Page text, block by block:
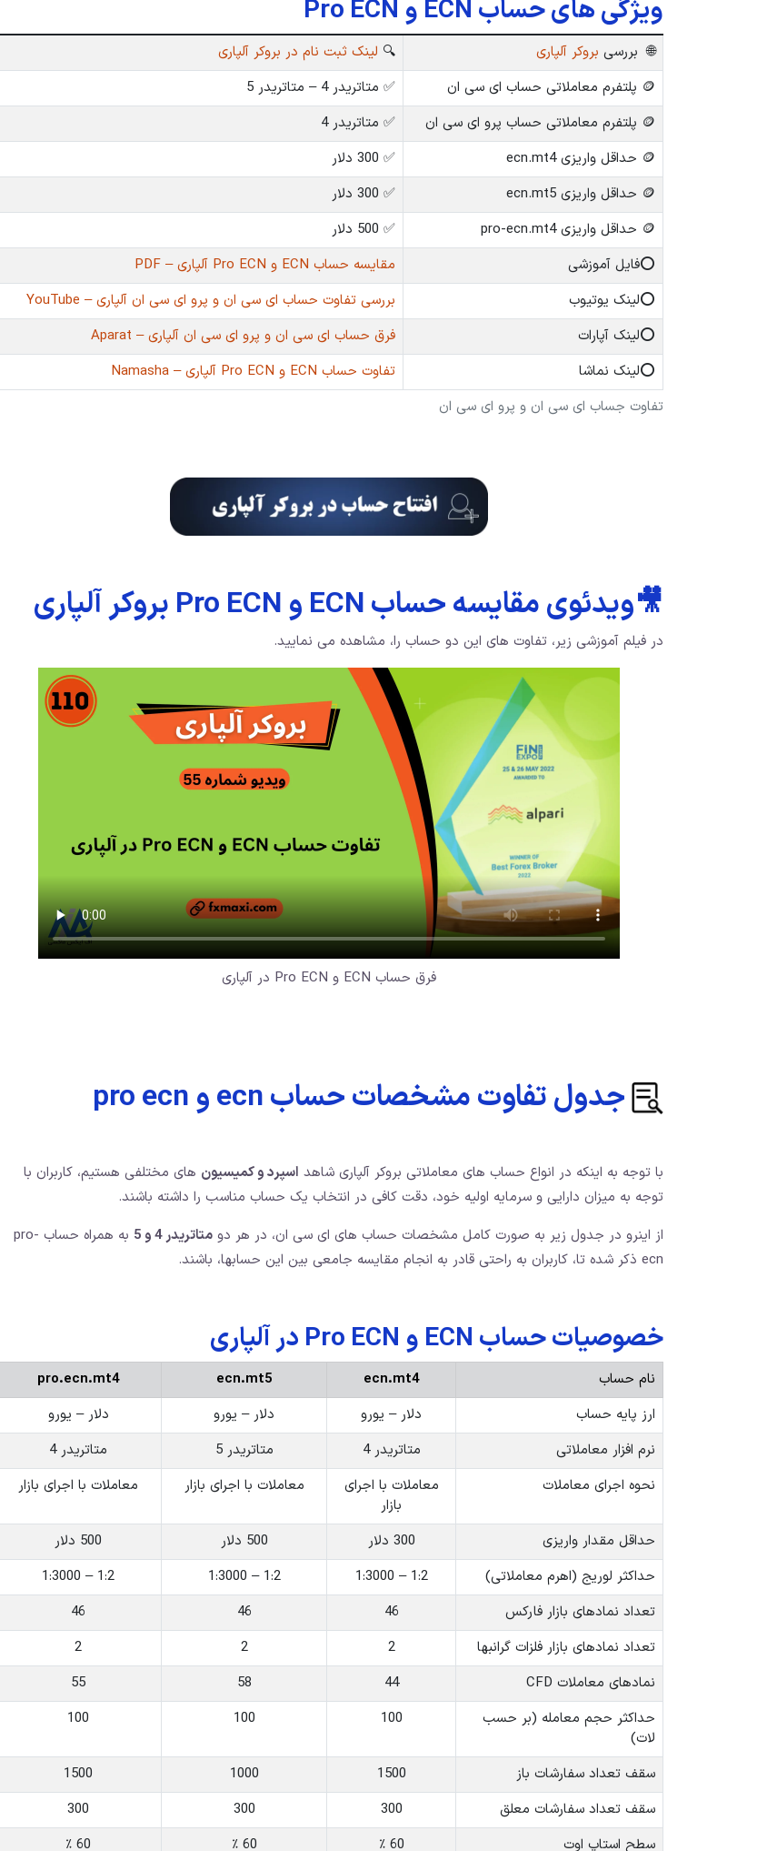
ویژگی های حساب ECN و Pro ECN
تفاوت جساب ای سی ان و پرو ای سی ان
🌐 بررسی بروکر آلپاری 🔍 لینک ثبت نام در بروکر آلپاری
🪙 پلتفرم معاملاتی حساب ای سی ان
✅ متاتریدر 4 – متاتریدر 5
🪙 پلتفرم معاملاتی حساب پرو ای سی ان
✅ متاتریدر 4
🪙 حداقل واریزی ecn.mt4
✅ 300 دلار
🪙 حداقل واریزی ecn.mt5
✅ 300 دلار
🪙 حداقل واریزی pro-ecn.mt4
✅ 500 دلار
⭕️فایل آموزشی
مقایسه حساب ECN و Pro ECN آلپاری – PDF
⭕️لینک یوتیوب
بررسی تفاوت حساب ای سی ان و پرو ای سی ان آلپاری – YouTube
⭕️لینک آپارات
فرق حساب ای سی ان و پرو ای سی ان آلپاری – Aparat
⭕️لینک نماشا
تفاوت حساب ECN و Pro ECN آلپاری – Namasha
🎥ویدئوی مقایسه حساب ECN و Pro ECN بروکر آلپاری
در فیلم آموزشی زیر، تفاوت های این دو حساب را، مشاهده می نمایید.
فرق حساب ECN و Pro ECN در آلپاری
جدول تفاوت مشخصات حساب ecn و pro ecn
با توجه به اینکه در انواع حساب های معاملاتی بروکر آلپاری شاهد اسپرد و کمیسیون های مختلفی هستیم، کاربران با
توجه به میزان دارایی و سرمایه اولیه خود، دقت کافی در انتخاب یک حساب مناسب را داشته باشند.
از اینرو در جدول زیر به صورت کامل مشخصات حساب های ای سی ان، در هر دو متاتریدر 4 و 5
به همراه حساب pro-
ecn ذکر شده تا، کاربران به راحتی قادر به انجام مقایسه جامعی بین این حسابها، باشند.
خصوصیات حساب ECN و Pro ECN در آلپاری
نام حساب ecn.mt4
ecn.mt5
pro.ecn.mt4
ارز پایه حساب
دلار – یورو دلار – یورو
دلار – یورو
نرم افزار معاملاتی
متاتریدر 4 متاتریدر 5
متاتریدر 4
نحوه اجرای معاملات
معاملات با اجرای
بازار
معاملات با اجرای بازار معاملات با اجرای بازار
حداقل مقدار واریزی 300 دلار 500 دلار
500 دلار
حداکثر لوریج (اهرم معاملاتی)
1:2 – 1:3000
1:2 – 1:3000
1:2 – 1:3000
تعداد نمادهای بازار فارکس
46
46
46
تعداد نمادهای بازار فلزات گرانبها
2
2
2
نمادهای معاملات CFD
44
58
55
حداکثر حجم معامله (بر حسب
لات)
100
100
100
سقف تعداد سفارشات باز 1500
1000
1500
سقف تعداد سفارشات معلق
300
300
300
سطح استاپ اوت
60 ٪ 60 ٪ 60 ٪